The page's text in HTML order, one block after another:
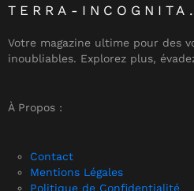
TERRA-
Votre magazine ultime pour des
inoubliables. Explorez plus,
À Propos :
Contact
Mentions Légales
Politique de Confidentialité